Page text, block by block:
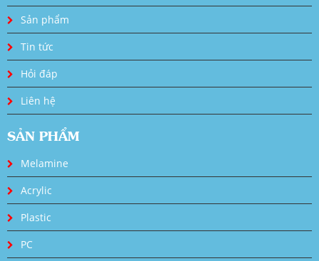
Sản phẩm
Tin tức
Hỏi đáp
Liên hệ
SẢN PHẨM
Melamine
Acrylic
Plastic
PC